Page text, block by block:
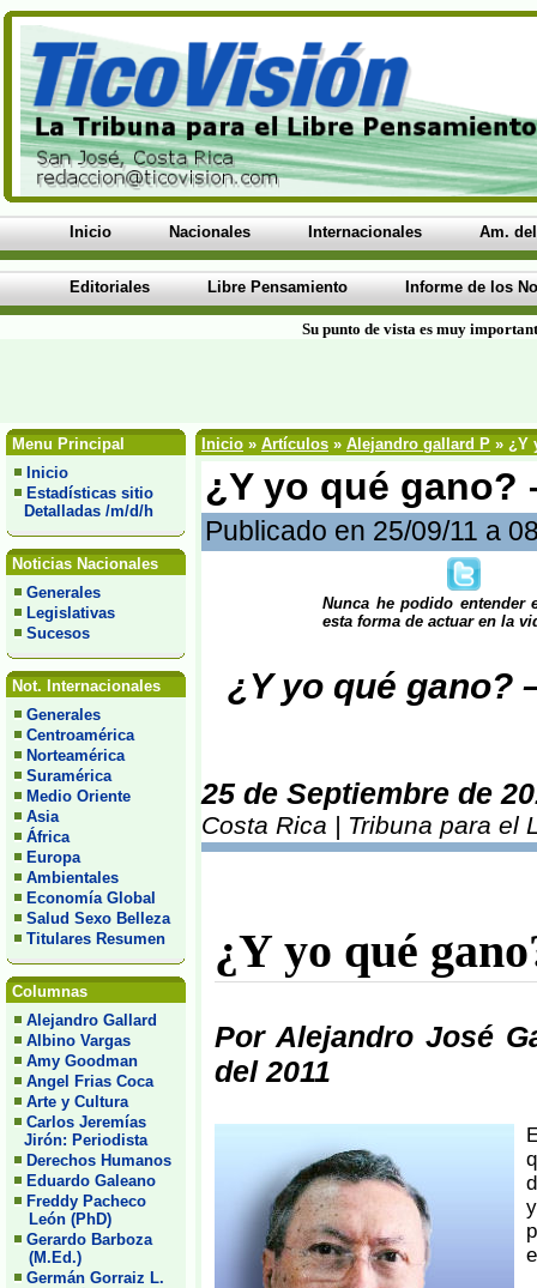
Inicio Nacionales Internacionales Am.
Editoriales Libre Pensamiento Informe de los
Su punto de vista es muy
Menu Principal
Inicio
Estadísticas sitio
Detalladas /m/d/h
Noticias Nacionales
Generales
Legislativas
Sucesos
Not. Internacionales
Generales
Centroamérica
Norteamérica
Suramérica
Medio Oriente
Asia
África
Europa
Ambientales
Economía Global
Salud Sexo Belleza
Titulares Resumen
Columnas
Alejandro Gallard
Albino Vargas
Amy Goodman
Angel Frias Coca
Arte y Cultura
Carlos Jeremías
Jirón: Periodista
Derechos Humanos
Eduardo Galeano
Freddy Pacheco
León (PhD)
Gerardo Barboza
(M.Ed.)
Germán Gorraiz L.
Inicio » Artículos » Alejandro gallard P » ¿Y
¿Y yo qué gano?
Publicado en 25/09/11 a
Nunca he podido entender
esta forma de actuar en la
¿Y yo qué gano?
25 de Septiembre de
Costa Rica | Tribuna para el
¿Y yo qué
Por Alejandro José
del 2011